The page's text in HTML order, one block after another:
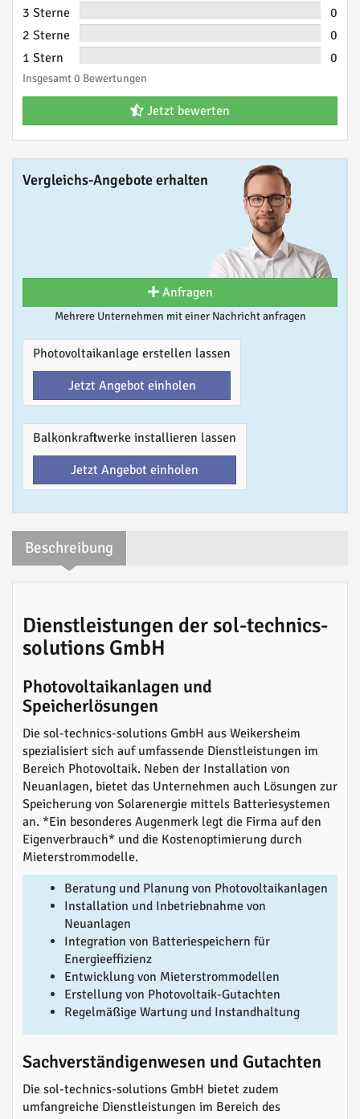
3 Sterne
0
2 Sterne
0
1 Stern
0
Insgesamt 0 Bewertungen
Jetzt bewerten
Vergleichs-Angebote erhalten
Anfragen
Mehrere Unternehmen mit einer Nachricht anfragen
Photovoltaikanlage erstellen lassen
Jetzt Angebot einholen
Balkonkraftwerke installieren lassen
Jetzt Angebot einholen
Beschreibung
Dienstleistungen der sol-technics-
solutions GmbH
Photovoltaikanlagen und
Speicherlösungen
Die sol-technics-solutions GmbH aus Weikersheim
spezialisiert sich auf umfassende Dienstleistungen im
Bereich Photovoltaik. Neben der Installation von
Neuanlagen, bietet das Unternehmen auch Lösungen zur
Speicherung von Solarenergie mittels Batteriesystemen
an. *Ein besonderes Augenmerk legt die Firma auf den
Eigenverbrauch* und die Kostenoptimierung durch
Mieterstrommodelle.
Beratung und Planung von Photovoltaikanlagen
Installation und Inbetriebnahme von
Neuanlagen
Integration von Batteriespeichern für
Energieeffizienz
Entwicklung von Mieterstrommodellen
Erstellung von Photovoltaik-Gutachten
Regelmäßige Wartung und Instandhaltung
Sachverständigenwesen und Gutachten
Die sol-technics-solutions GmbH bietet zudem
umfangreiche Dienstleistungen im Bereich des